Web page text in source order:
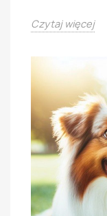
Czytaj więcej